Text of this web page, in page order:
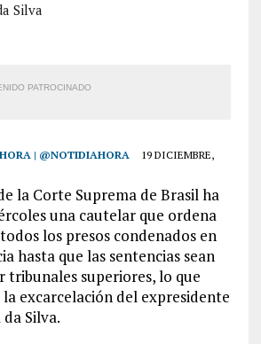
Silva
PATROCINADO
| @NOTIDIAHORA
19 DICIEMBRE,
la Corte Suprema de Brasil ha
una cautelar que ordena
los presos condenados en
hasta que las sentencias sean
tribunales superiores, lo que
excarcelación del expresidente
Silva.